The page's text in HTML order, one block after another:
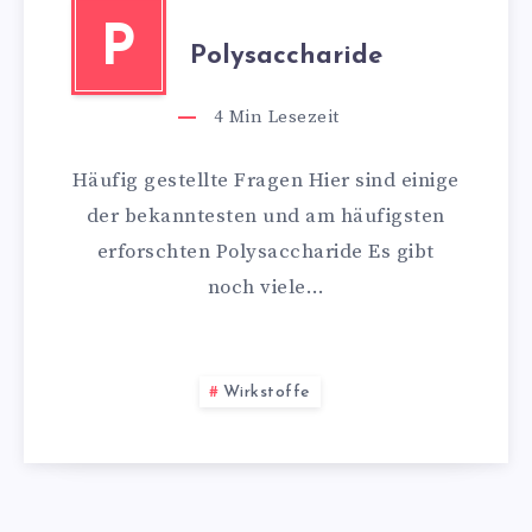
P Polysaccharide
4 Min Lesezeit
Häufig gestellte Fragen Hier sind einige
der bekanntesten und am häufigsten
erforschten Polysaccharide Es gibt
noch viele…
Wirkstoffe